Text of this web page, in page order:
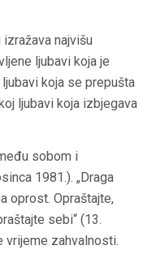
najvišu
ljubavi koja je
koja se prepušta
ljubavi koja izbjegava
sobom i
1981.). „Draga
oprost. Opraštajte,
sebi“ (13.
vrijeme zahvalnosti.